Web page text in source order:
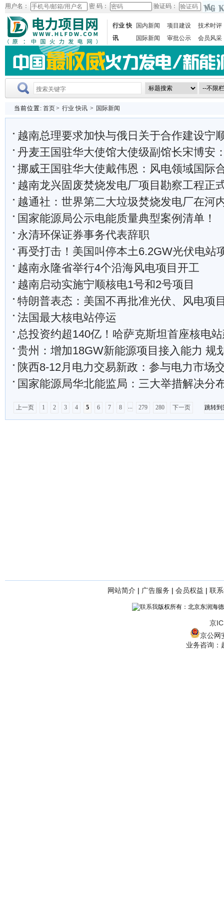
用户名： 密 码： 验证码：
行业 快
讯
国内新闻 项目建设
技术时评
国际新闻
审批公示 会员风采
当前位置: 首页> 行业 快讯 > 国际新闻
越南总理要求加快与俄日关于合作建设宁
丹麦王国驻华大使馆大使级副馆长宋博安：绿色转型
挪威王国驻华大使戴伟恩：风电领域国际
越南龙兴固废焚烧发电厂项目勘察工程正
越通社：世界第二大垃圾焚烧发电厂在河
国家能源局公示电能质量典型案例清单！
永清环保证券事务代表辞职
再受打击！美国叫停本土6.2GW光伏电站
越南永隆省举行4个沿海风电项目开工
越南启动实施宁顺核电1号和2号项目
特朗普表态：美国不再批准光伏、风电项
法国最大核电站停运
总投资约超140亿！哈萨克斯坦首座核电站建
贵州：增加18GW新能源项目接入能力 规划加强电网末端区
陕西8-12月电力交易新政：参与电力市场交易工商业用户
国家能源局华北能监局：三大举措解决分布式
上一页 1 2 3 4 5 6 7 8 ... 279 280 下一页 跳转到
网站简介 | 广告服务 | 会员权益 | 联
版权所有：北京东润海
京
京公网
业务咨询：